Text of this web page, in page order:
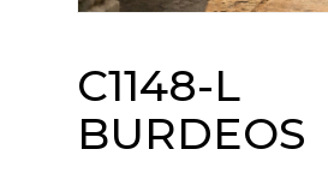
C1148-L
BURDEOS